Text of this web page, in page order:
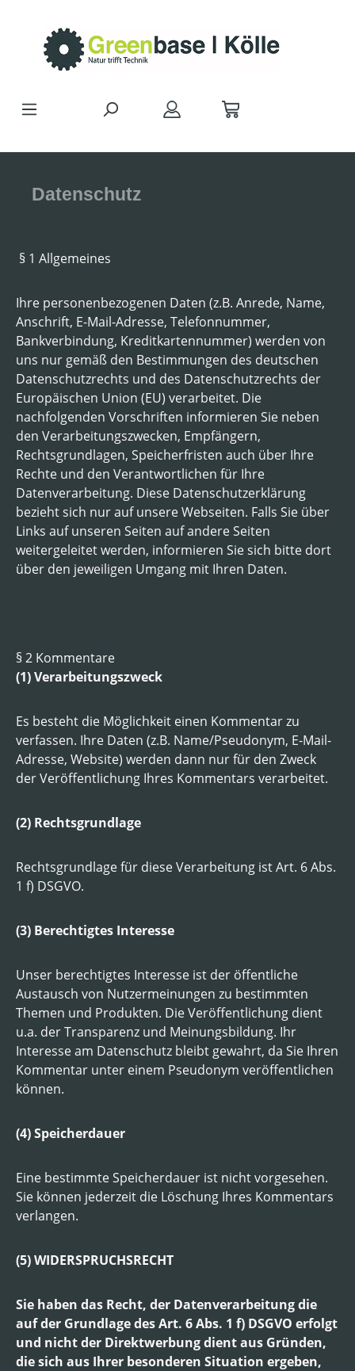
Datenschutz
§ 1 Allgemeines
Ihre personenbezogenen Daten (z.B. Anrede, Name,
Anschrift, E-Mail-Adresse, Telefonnummer,
Bankverbindung, Kreditkartennummer) werden von
uns nur gemäß den Bestimmungen des deutschen
Datenschutzrechts und des Datenschutzrechts der
Europäischen Union (EU) verarbeitet. Die
nachfolgenden Vorschriften informieren Sie neben
den Verarbeitungszwecken, Empfängern,
Rechtsgrundlagen, Speicherfristen auch über Ihre
Rechte und den Verantwortlichen für Ihre
Datenverarbeitung. Diese Datenschutzerklärung
bezieht sich nur auf unsere Webseiten. Falls Sie über
Links auf unseren Seiten auf andere Seiten
weitergeleitet werden, informieren Sie sich bitte dort
über den jeweiligen Umgang mit Ihren Daten.
§ 2 Kommentare
(1) Verarbeitungszweck
Es besteht die Möglichkeit einen Kommentar zu
verfassen. Ihre Daten (z.B. Name/Pseudonym, E-Mail-
Adresse, Website) werden dann nur für den Zweck
der Veröffentlichung Ihres Kommentars verarbeitet.
(2) Rechtsgrundlage
Rechtsgrundlage für diese Verarbeitung ist Art. 6 Abs.
1 f) DSGVO.
(3) Berechtigtes Interesse
Unser berechtigtes Interesse ist der öffentliche
Austausch von Nutzermeinungen zu bestimmten
Themen und Produkten. Die Veröffentlichung dient
u.a. der Transparenz und Meinungsbildung. Ihr
Interesse am Datenschutz bleibt gewahrt, da Sie Ihren
Kommentar unter einem Pseudonym veröffentlichen
können.
(4) Speicherdauer
Eine bestimmte Speicherdauer ist nicht vorgesehen.
Sie können jederzeit die Löschung Ihres Kommentars
verlangen.
(5) WIDERSPRUCHSRECHT
Sie haben das Recht, der Datenverarbeitung die
auf der Grundlage des Art. 6 Abs. 1 f) DSGVO erfolgt
und nicht der Direktwerbung dient aus Gründen,
die sich aus Ihrer besonderen Situation ergeben,